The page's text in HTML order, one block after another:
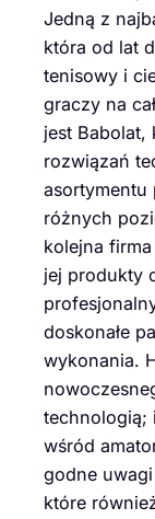
Jedną z
która od lat
tenisowy i
graczy na
jest Babolat,
rozwiązań
różnych
kolejna
jej produkty
doskonałe
wykonania.
technologią;
wśród
godne
które